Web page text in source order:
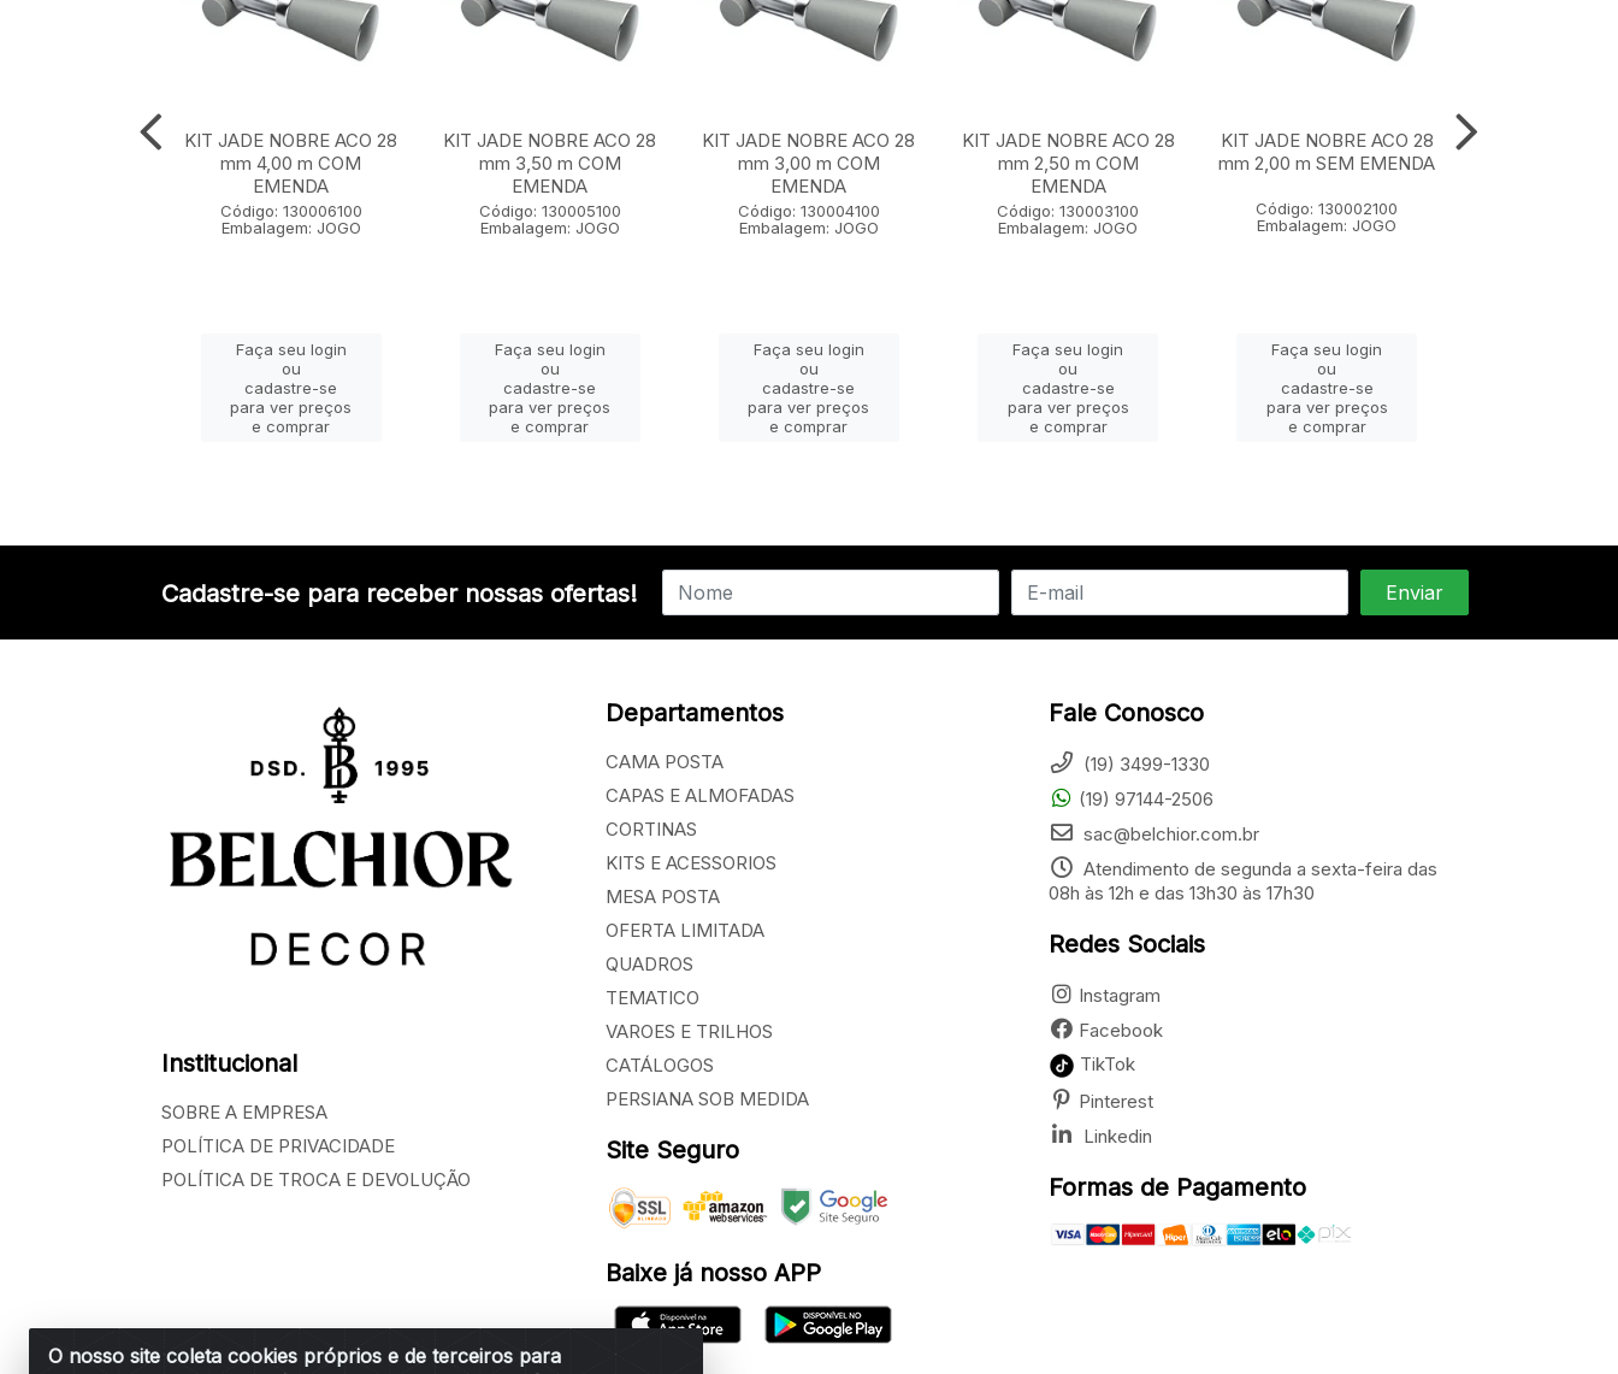
KIT JADE NOBRE ACO 28
mm 4,00 m COM
EMENDA
Código: 130006100
Embalagem: JOGO
Faça seu login
ou
cadastre-se
para ver preços
e comprar
KIT JADE NOBRE ACO 28
mm 3,50 m COM
EMENDA
Código: 130005100
Embalagem: JOGO
Faça seu login
ou
cadastre-se
para ver preços
e comprar
KIT JADE NOBRE ACO 28
mm 3,00 m COM
EMENDA
Código: 130004100
Embalagem: JOGO
Faça seu login
ou
cadastre-se
para ver preços
e comprar
KIT JADE NOBRE ACO 28
mm 2,50 m COM
EMENDA
Código: 130003100
Embalagem: JOGO
Faça seu login
ou
cadastre-se
para ver preços
e comprar
KIT JADE NOBRE ACO 28
mm 2,00 m SEM EMENDA
Código: 130002100
Embalagem: JOGO
Faça seu login
ou
cadastre-se
para ver preços
e comprar
O nosso site coleta cookies próprios e de terceiros para
Cadastre-se para receber nossas ofertas!
Institucional
SOBRE A EMPRESA
POLÍTICA DE PRIVACIDADE
POLÍTICA DE TROCA E DEVOLUÇÃO
Departamentos
CAMA POSTA
CAPAS E ALMOFADAS
CORTINAS
KITS E ACESSORIOS
MESA POSTA
OFERTA LIMITADA
QUADROS
TEMATICO
VAROES E TRILHOS
CATÁLOGOS
PERSIANA SOB MEDIDA
Site Seguro
Baixe já nosso APP
Fale Conosco
(19) 3499-1330
(19) 97144-2506
sac@belchior.com.br
Atendimento de segunda a sexta-feira das
08h às 12h e das 13h30 às 17h30
Redes Sociais
Instagram
Facebook
TikTok
Pinterest
Linkedin
Formas de Pagamento